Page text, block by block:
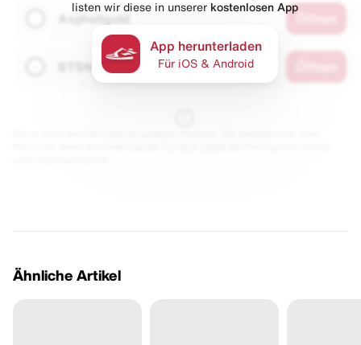
Asphaltgold
listen wir diese in unserer kostenlosen App
App herunterladen
Für iOS & Android
Ähnliche Artikel